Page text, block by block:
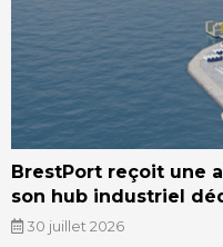
BrestPort reçoit une
son hub industriel
30 juillet 2026